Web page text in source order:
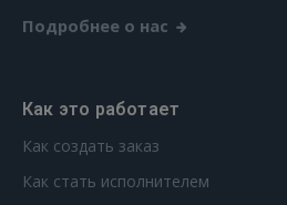
Подробнее о нас
Как это работает
Как создать заказ
Как стать исполнителем